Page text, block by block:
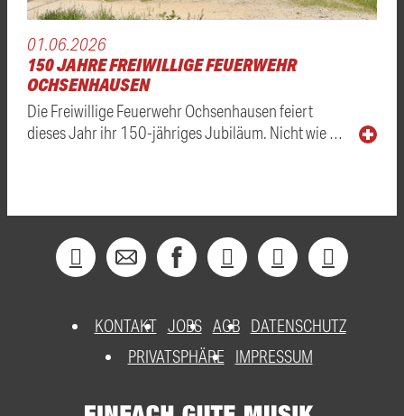
01.06.2026
150 JAHRE FREIWILLIGE FEUERWEHR
OCHSENHAUSEN
Die Freiwillige Feuerwehr Ochsenhausen feiert
dieses Jahr ihr 150-jähriges Jubiläum. Nicht wie …
KONTAKT JOBS AGB DATENSCHUTZ
PRIVATSPHÄRE
IMPRESSUM